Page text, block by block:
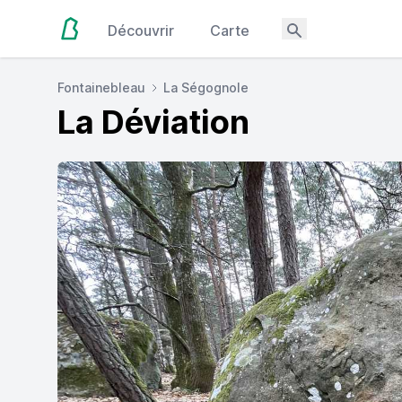
Découvrir Carte
Fontainebleau La Ségognole
La Déviation